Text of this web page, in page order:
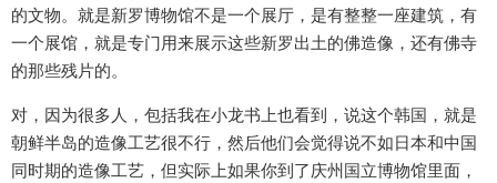
的文物。就是新罗博物馆不是一个展厅，是有整整一座建筑，有
一个展馆，就是专门用来展示这些新罗出土的佛造像，还有佛寺
的那些残片的。
对，因为很多人，包括我在小龙书上也看到，说这个韩国，就是
朝鲜半岛的造像工艺很不行，然后他们会觉得说不如日本和中国
同时期的造像工艺，但实际上如果你到了庆州国立博物馆里面，